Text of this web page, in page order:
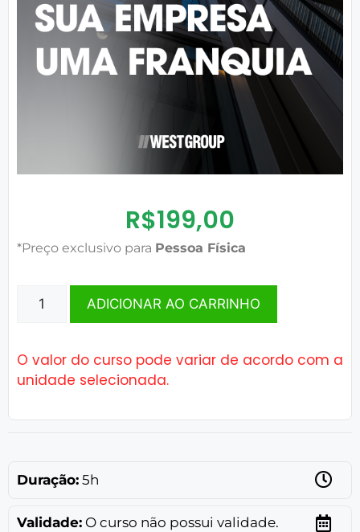
R$199,00
*Preço exclusivo para Pessoa Física
ADICIONAR AO CARRINHO
O valor do curso pode variar de acordo com a
unidade selecionada.
Duração: 5h
Validade: O curso não possui validade.